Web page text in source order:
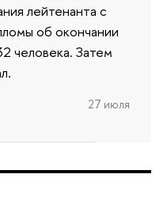
лейтенанта с
об окончании
человека. Затем
27 июля